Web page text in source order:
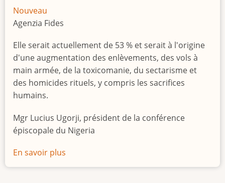
Nouveau
Agenzia Fides
Elle serait actuellement de 53 % et serait à l'origine
d'une augmentation des enlèvements, des vols à
main armée, de la toxicomanie, du sectarisme et
des homicides rituels, y compris les sacrifices
humains.
Mgr Lucius Ugorji, président de la conférence
épiscopale du Nigeria
En savoir plus
Le